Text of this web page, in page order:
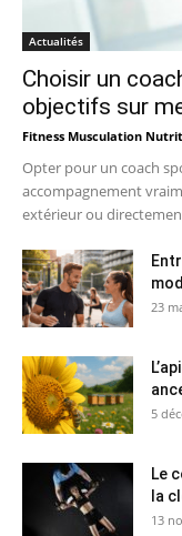
Actualités
Choisir un
objectifs sur
Fitness Musculation
Opter pour un coach
accompagnement
extérieur ou
23
5
Le
la
13